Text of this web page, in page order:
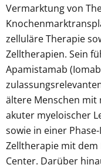
Vermarktung von
zelluläre Therapie
Zelltherapien. Sein
Apamistamab
ältere Menschen
akuter myeloischer
sowie in einer
Zelltherapie mit dem
Center. Darüber